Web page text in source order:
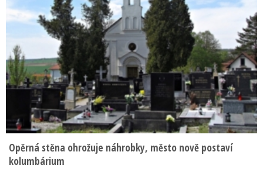
Opěrná stěna ohrožuje náhrobky, město nově postaví
kolumbárium